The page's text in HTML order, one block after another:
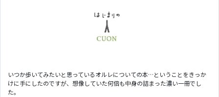
いつか歩いてみたいと思っているオルレについての本…ということをきっか
けに手にしたのですが、想像していた何倍も中身の詰まった濃い一冊でし
た。